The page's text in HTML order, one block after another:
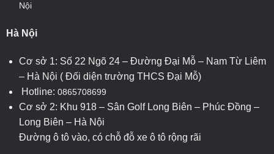
Nội
Hà Nội
Cơ sở 1: Số 22 Ngõ 24 – Đường Đại Mỗ – Nam Từ Liêm
– Hà Nội ( Đối diện trường THCS Đại Mỗ)
Hotline: 0865708699
Cơ sở 2: Khu 918 – Sân Golf Long Biên – Phúc Đồng –
Long Biên – Hà Nội
Đường ô tô vào, có chỗ đỗ xe ô tô rộng rãi